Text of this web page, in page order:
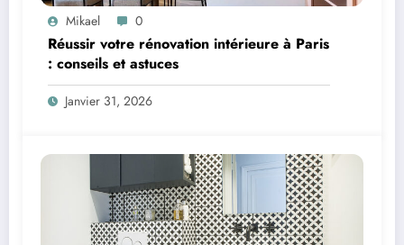
Mikael 0
Réussir votre rénovation intérieure à Paris
: conseils et astuces
Janvier 31, 2026